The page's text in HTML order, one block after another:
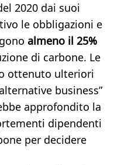
2020 dai suoi
le obbligazioni e
almeno il 25%
di carbone. Le
ottenuto ulteriori
business”
approfondito la
dipendenti
per decidere